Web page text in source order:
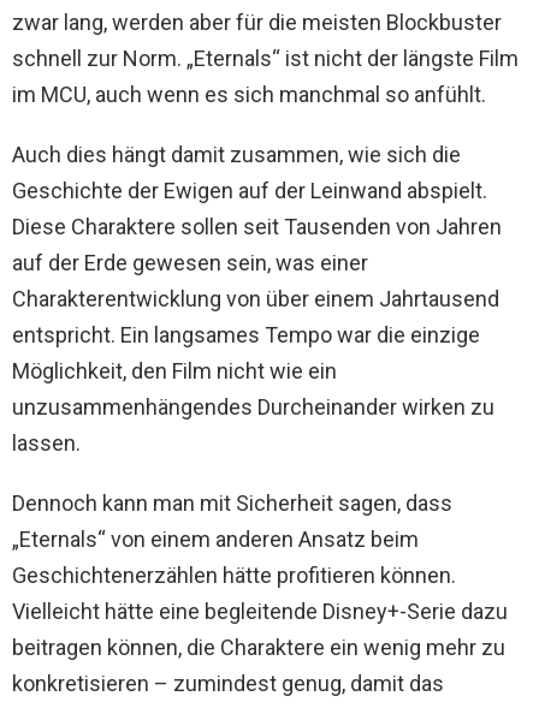
zwar lang, werden aber für die meisten Blockbuster
schnell zur Norm. „Eternals“ ist nicht der längste Film
im MCU, auch wenn es sich manchmal so anfühlt.
Auch dies hängt damit zusammen, wie sich die
Geschichte der Ewigen auf der Leinwand abspielt.
Diese Charaktere sollen seit Tausenden von Jahren
auf der Erde gewesen sein, was einer
Charakterentwicklung von über einem Jahrtausend
entspricht. Ein langsames Tempo war die einzige
Möglichkeit, den Film nicht wie ein
unzusammenhängendes Durcheinander wirken zu
lassen.
Dennoch kann man mit Sicherheit sagen, dass
„Eternals“ von einem anderen Ansatz beim
Geschichtenerzählen hätte profitieren können.
Vielleicht hätte eine begleitende Disney+-Serie dazu
beitragen können, die Charaktere ein wenig mehr zu
konkretisieren – zumindest genug, damit das